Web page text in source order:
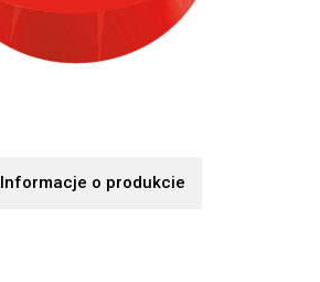
Informacje o produkcie